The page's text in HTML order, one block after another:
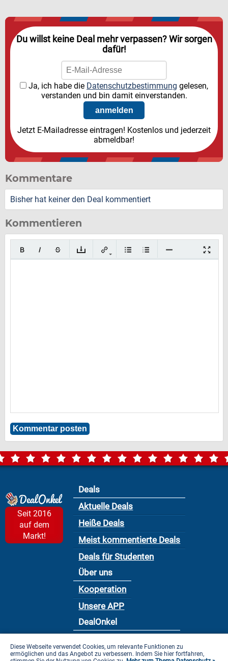
Du willst keine Deal mehr verpassen? Wir sorgen
dafür!
Ja, ich habe die Datenschutzbestimmung gelesen,
verstanden und bin damit einverstanden.
Jetzt E-Mailadresse eintragen! Kostenlos und jederzeit
abmeldbar!
Kommentare
Bisher hat keiner den Deal kommentiert
Kommentieren
Seit 2016
auf dem
Markt!
Deals
Aktuelle Deals
Heiße Deals
Meist kommentierte Deals
Deals für Studenten
Über uns
Kooperation
Unsere APP
DealOnkel
Datenschutzbestimmung
Diese Webseite verwendet Cookies, um relevante Funktionen zu
ermöglichen und das Angebot zu verbessern. Indem Sie hier fortfahren,